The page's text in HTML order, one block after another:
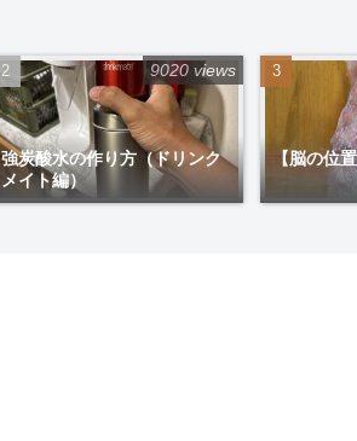
強炭酸水の作り方（ドリンク
メイト編）
9020 views
【脳の位